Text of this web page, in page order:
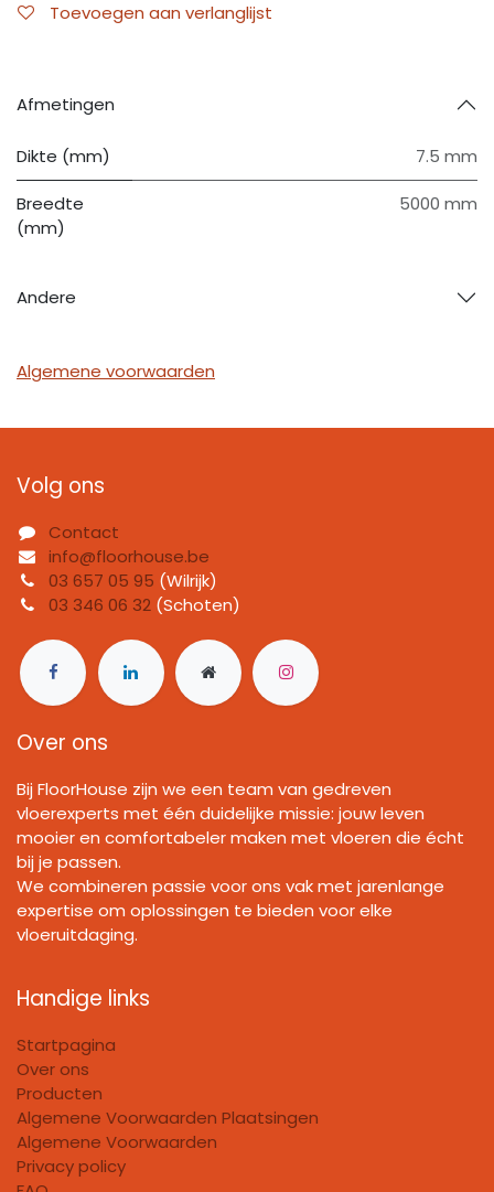
Toevoegen aan verlanglijst
Afmetingen
Dikte (mm) 7.5 mm
Breedte
(mm)
5000 mm
Andere
Algemene voorwaarden
Volg ons
Contact
info@floorhouse.be
03 657 05 95 (Wilrijk)
03 346 06 32 (Schoten)
Over ons
Bij FloorHouse zijn we een team van gedreven
vloerexperts met één duidelijke missie: jouw leven
mooier en comfortabeler maken met vloeren die écht
bij je passen.
We combineren passie voor ons vak met jarenlange
expertise om oplossingen te bieden voor elke
vloeruitdaging.
Handige links
Startpagina
Over ons
Producten
Algemene Voorwaarden Plaatsingen
Algemene Voorwaarden
Privacy policy